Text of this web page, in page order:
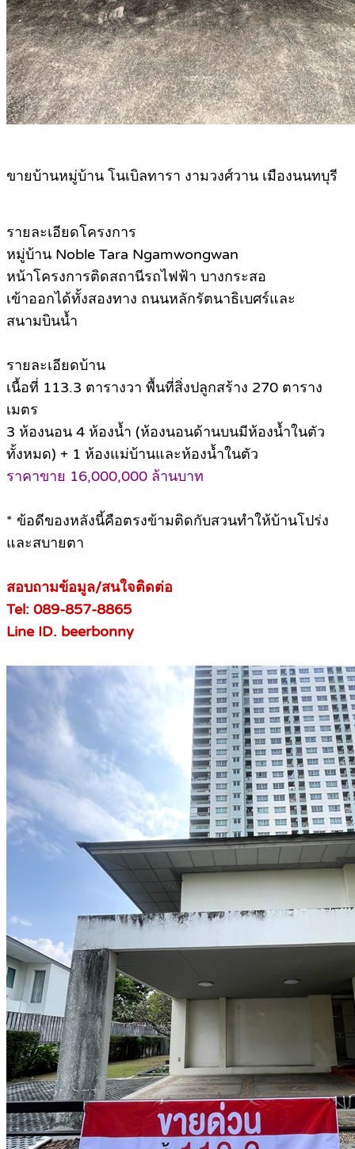
ขายบ้านหมู่บ้าน โนเบิลทารา งามวงศ์วาน เมืองนนทบุรี
รายละเอียดโครงการ
หมู่บ้าน Noble Tara Ngamwongwan
หน้าโครงการติดสถานีรถไฟฟ้า บางกระสอ
เข้าออกได้ทั้งสองทาง ถนนหลักรัตนาธิเบศร์และ
สนามบินน้ำ
รายละเอียดบ้าน
เนื้อที่ 113.3 ตารางวา พื้นที่สิ่งปลูกสร้าง 270 ตาราง
เมตร
3 ห้องนอน 4 ห้องน้ำ (ห้องนอนด้านบนมีห้องน้ำในตัว
ทั้งหมด) + 1 ห้องแม่บ้านและห้องน้ำในตัว
ราคาขาย 16,000,000 ล้านบาท
* ข้อดีของหลังนี้คือตรงข้ามติดกับสวนทำให้บ้านโปร่ง
และสบายตา
สอบถามข้อมูล/สนใจติดต่อ
Tel: 089-857-8865
Line ID. beerbonny